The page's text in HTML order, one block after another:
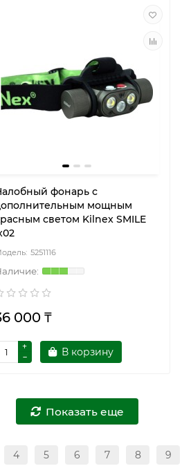
фонарь с
мощным
светом Kilnex SMILE
5251116
000 ₸
В корзину
Показать еще
4 5 6 7 8 9